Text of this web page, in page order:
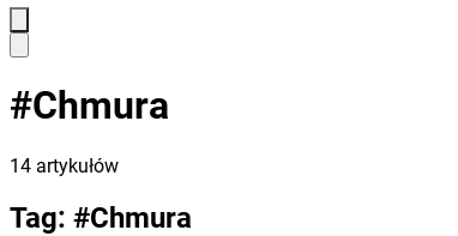
#Chmura
14 artykułów
Tag: #Chmura